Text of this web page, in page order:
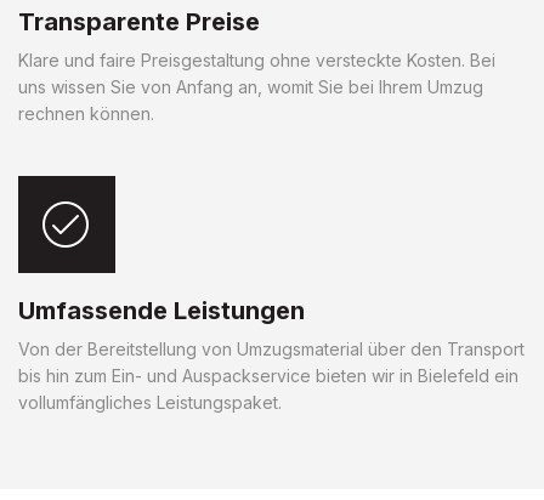
Transparente Preise
Klare und faire Preisgestaltung ohne versteckte Kosten. Bei
uns wissen Sie von Anfang an, womit Sie bei Ihrem Umzug
rechnen können.
Umfassende Leistungen
Von der Bereitstellung von Umzugsmaterial über den Transport
bis hin zum Ein- und Auspackservice bieten wir in Bielefeld ein
vollumfängliches Leistungspaket.